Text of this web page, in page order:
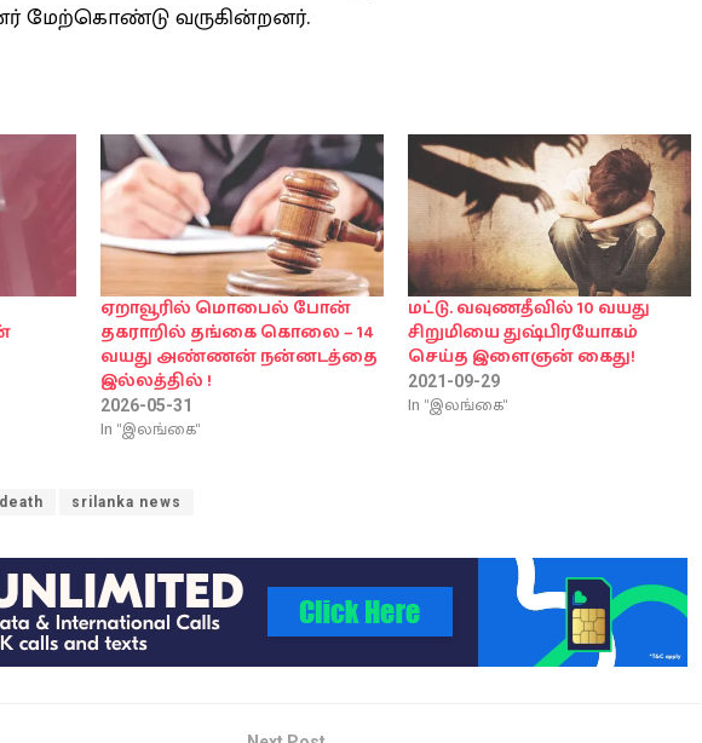
மேற்கொண்டு வருகின்றனர்.
ஏறாவூரில் மொபைல் போன்
தகராறில் தங்கை கொலை – 14
வயது அண்ணன் நன்னடத்தை
இல்லத்தில் !
2026-05-31
In "இலங்கை"
மட்டு. வவுணதீவில் 10 வயது
சிறுமியை துஷ்பிரயோகம்
செய்த இளைஞன் கைது!
2021-09-29
In "இலங்கை"
srilanka news